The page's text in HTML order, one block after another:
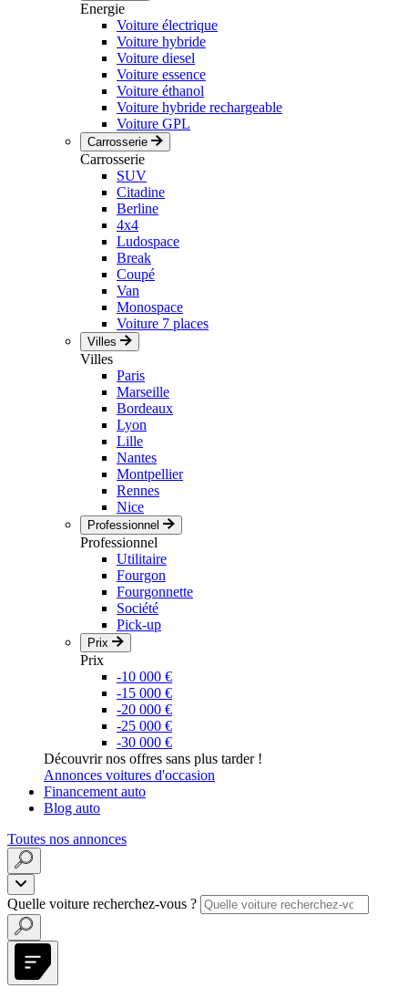
Energie
Voiture électrique
Voiture hybride
Voiture diesel
Voiture essence
Voiture éthanol
Voiture hybride rechargeable
Voiture GPL
Carrosserie
Carrosserie
SUV
Citadine
Berline
4x4
Ludospace
Break
Coupé
Van
Monospace
Voiture 7 places
Villes
Villes
Paris
Marseille
Bordeaux
Lyon
Lille
Nantes
Montpellier
Rennes
Nice
Professionnel
Professionnel
Utilitaire
Fourgon
Fourgonnette
Société
Pick-up
Prix
Prix
-10 000 €
-15 000 €
-20 000 €
-25 000 €
-30 000 €
Découvrir nos offres sans plus tarder !
Annonces voitures d'occasion
Financement auto
Blog auto
Toutes nos annonces
Quelle voiture recherchez-vous ?